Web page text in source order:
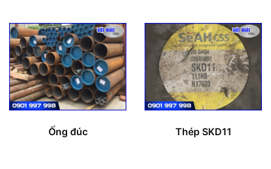
Ống đúc Thép SKD11